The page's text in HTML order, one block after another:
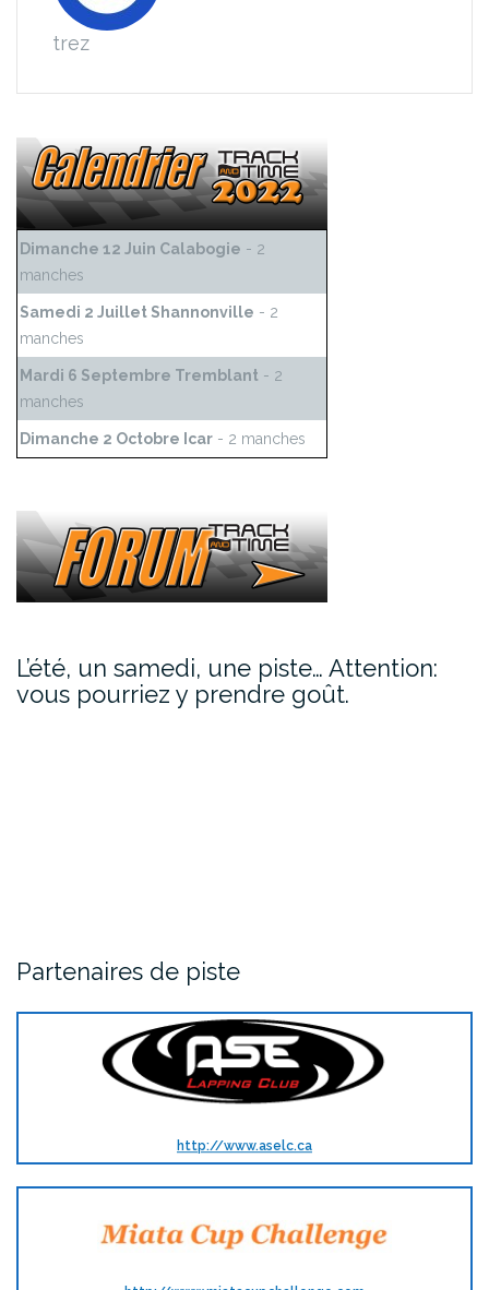
trez
Dimanche 12 Juin Calabogie - 2
manches
Samedi 2 Juillet Shannonville - 2
manches
Mardi 6 Septembre Tremblant - 2
manches
Dimanche 2 Octobre Icar - 2 manches
L’été, un samedi, une piste… Attention:
vous pourriez y prendre goût.
Partenaires de piste
http://www.aselc.ca